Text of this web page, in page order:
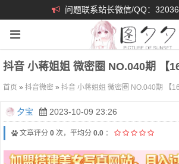
问题联系站长微信/QQ：
抖音 小蒋姐姐 微密圈 NO.040期 【
首页 » 抖音微密 » 抖音 小蒋姐姐 微密圈 NO.040期 【
夕宝 2023-10-09 23:26
文章评分 0 次，平均分 0.0 ：